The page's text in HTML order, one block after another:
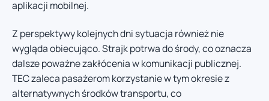
aplikacji mobilnej.
Z perspektywy kolejnych dni sytuacja również nie
wygląda obiecująco. Strajk potrwa do środy, co oznacza
dalsze poważne zakłócenia w komunikacji publicznej.
TEC zaleca pasażerom korzystanie w tym okresie z
alternatywnych środków transportu, co